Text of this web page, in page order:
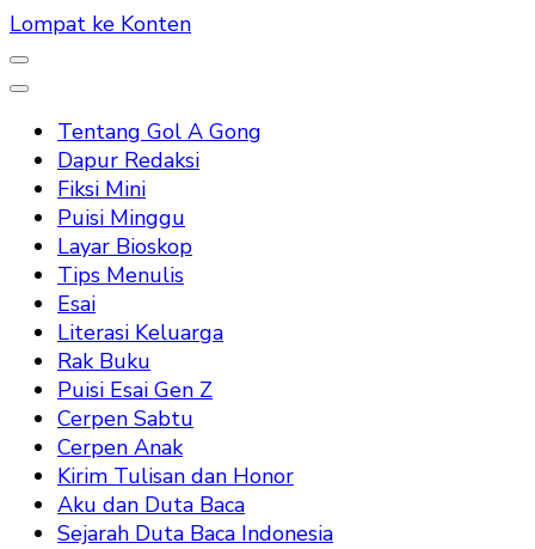
Lompat ke Konten
Tentang Gol A Gong
Dapur Redaksi
Fiksi Mini
Puisi Minggu
Layar Bioskop
Tips Menulis
Esai
Literasi Keluarga
Rak Buku
Puisi Esai Gen Z
Cerpen Sabtu
Cerpen Anak
Kirim Tulisan dan Honor
Aku dan Duta Baca
Sejarah Duta Baca Indonesia